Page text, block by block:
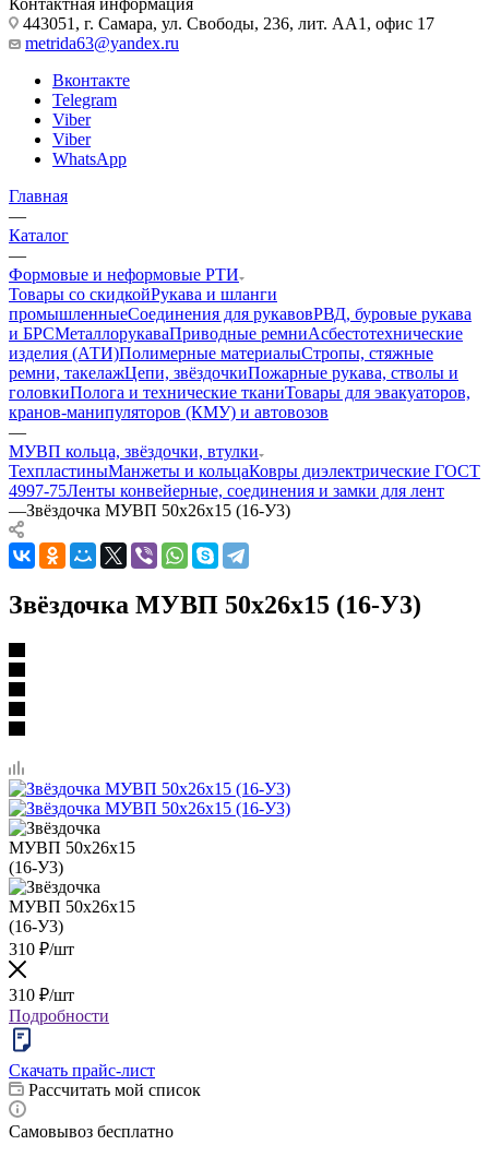
Контактная информация
443051, г. Самара, ул. Свободы, 236, лит. АА1, офис 17
metrida63@yandex.ru
Вконтакте
Telegram
Viber
Viber
WhatsApp
Главная
—
Каталог
—
Формовые и неформовые РТИ
Товары со скидкойРукава и шланги
промышленныеСоединения для рукавовРВД, буровые рукава
и БРСМеталлорукаваПриводные ремниАсбестотехнические
изделия (АТИ)Полимерные материалыСтропы, стяжные
ремни, такелажЦепи, звёздочкиПожарные рукава, стволы и
головкиПолога и технические тканиТовары для эвакуаторов,
кранов-манипуляторов (КМУ) и автовозов
—
МУВП кольца, звёздочки, втулки
ТехпластиныМанжеты и кольцаКовры диэлектрические ГОСТ
4997-75Ленты конвейерные, соединения и замки для лент
—Звёздочка МУВП 50х26х15 (16-У3)
Звёздочка МУВП 50х26х15 (16-У3)
310 ₽/шт
310 ₽/шт
Подробности
Скачать прайс-лист
Рассчитать мой список
Самовывоз бесплатно